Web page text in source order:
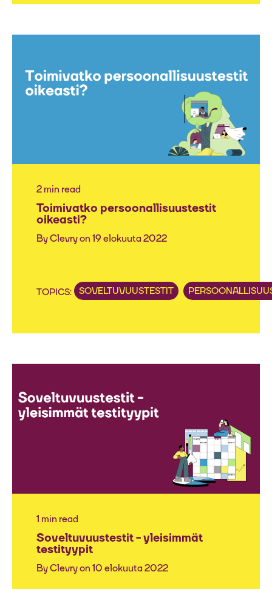
2 min read
Toimivatko persoonallisuustestit
oikeasti?
ByClevryon 19 elokuuta 2022
TOPICS: SOVELTUVUUSTESTIT
1 min read
Soveltuvuustestit - yleisimmät
testityypit
ByClevryon 10 elokuuta 2022